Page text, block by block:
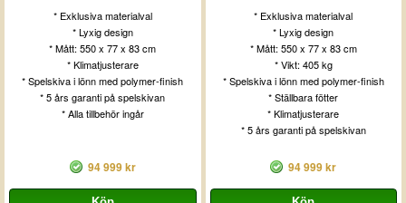
* Exklusiva materialval
* Lyxig design
* Mått: 550 x 77 x 83 cm
* Klimatjusterare
* Spelskiva i lönn med polymer-finish
* 5 års garanti på spelskivan
* Alla tillbehör ingår
94 999 kr
* Exklusiva materialval
* Lyxig design
* Mått: 550 x 77 x 83 cm
* Vikt: 405 kg
* Spelskiva i lönn med polymer-finish
* Ställbara fötter
* Klimatjusterare
* 5 års garanti på spelskivan
94 999 kr